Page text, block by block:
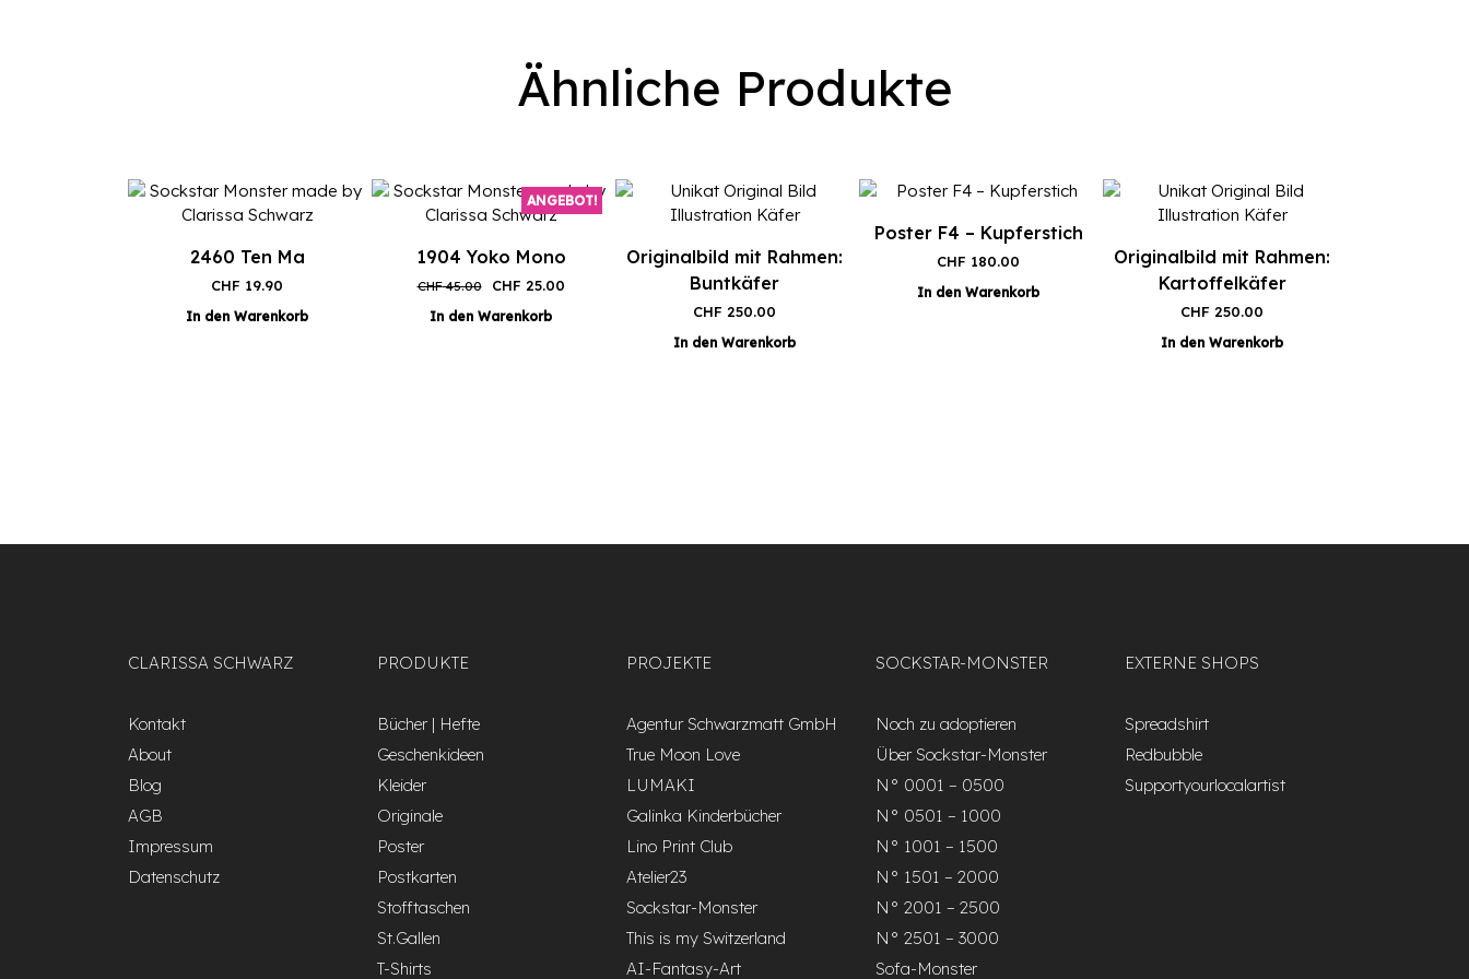
Ähnliche Produkte
2460 Ten Ma
CHF 19.90
In den Warenkorb
ANGEBOT!
1904 Yoko Mono
CHF45.00
Ursprünglicher
war:
CHF 25.00Aktueller
In den Warenkorb
Originalbild mit Rahmen:
Buntkäfer
CHF 250.00
In den Warenkorb
Poster F4 – Kupferstich
CHF 180.00
In den Warenkorb
Originalbild mit Rahmen:
Kartoffelkäfer
CHF 250.00
In den Warenkorb
CLARISSA SCHWARZ
Kontakt
About
Blog
AGB
Impressum
Datenschutz
PRODUKTE
Bücher | Hefte
Geschenkideen
Kleider
Originale
Poster
Postkarten
Stofftaschen
St.Gallen
T-Shirts
PROJEKTE
Agentur Schwarzmatt GmbH
True Moon Love
LUMAKI
Galinka Kinderbücher
Lino Print Club
Atelier23
Sockstar-Monster
This is my Switzerland
AI-Fantasy-Art
SOCKSTAR-MONSTER
Noch zu adoptieren
Über Sockstar-Monster
N° 0001 – 0500
N° 0501 – 1000
N° 1001 – 1500
N° 1501 – 2000
N° 2001 – 2500
N° 2501 – 3000
Sofa-Monster
EXTERNE SHOPS
Spreadshirt
Redbubble
Supportyourlocalartist